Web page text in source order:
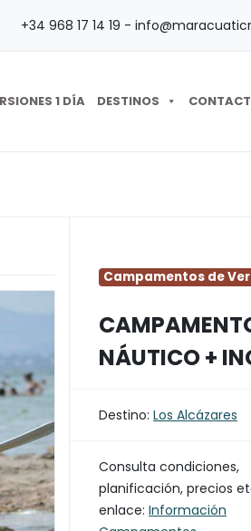
+34 968 17 14 19 -
1 DÍA DESTINOS
Campamentos de
NÁUTICO +
Destino: Los Alcázares
Consulta condiciones,
planificación, precios
enlace: Información